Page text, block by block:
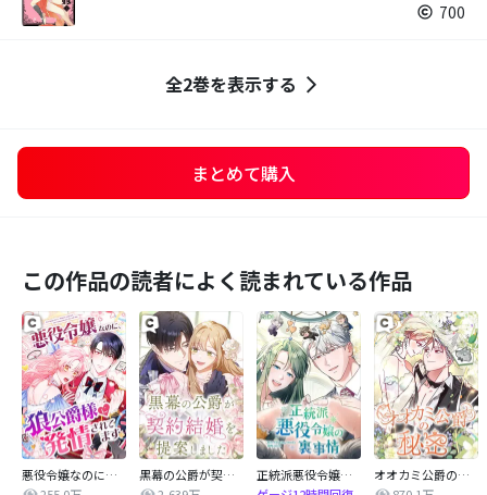
700
全2巻を表示する
まとめて購入
この作品の読者によく読まれている作品
悪役令嬢なのに、狼公爵様に発情されてます
黒幕の公爵が契約結婚を提案しました
正統派悪役令嬢の裏事情
オオカミ公爵の秘密